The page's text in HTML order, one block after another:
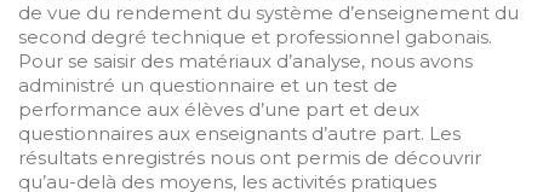
de vue du rendement du système d’enseignement du
second degré technique et professionnel gabonais.
Pour se saisir des matériaux d’analyse, nous avons
administré un questionnaire et un test de
performance aux élèves d’une part et deux
questionnaires aux enseignants d’autre part. Les
résultats enregistrés nous ont permis de découvrir
qu’au-delà des moyens, les activités pratiques